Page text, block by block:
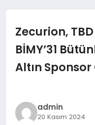
TEKNOLOJI
MAGAZIN
EKONOMI
Zecurion,
BİMY’31
Altın
admin
20 Kasım 2024